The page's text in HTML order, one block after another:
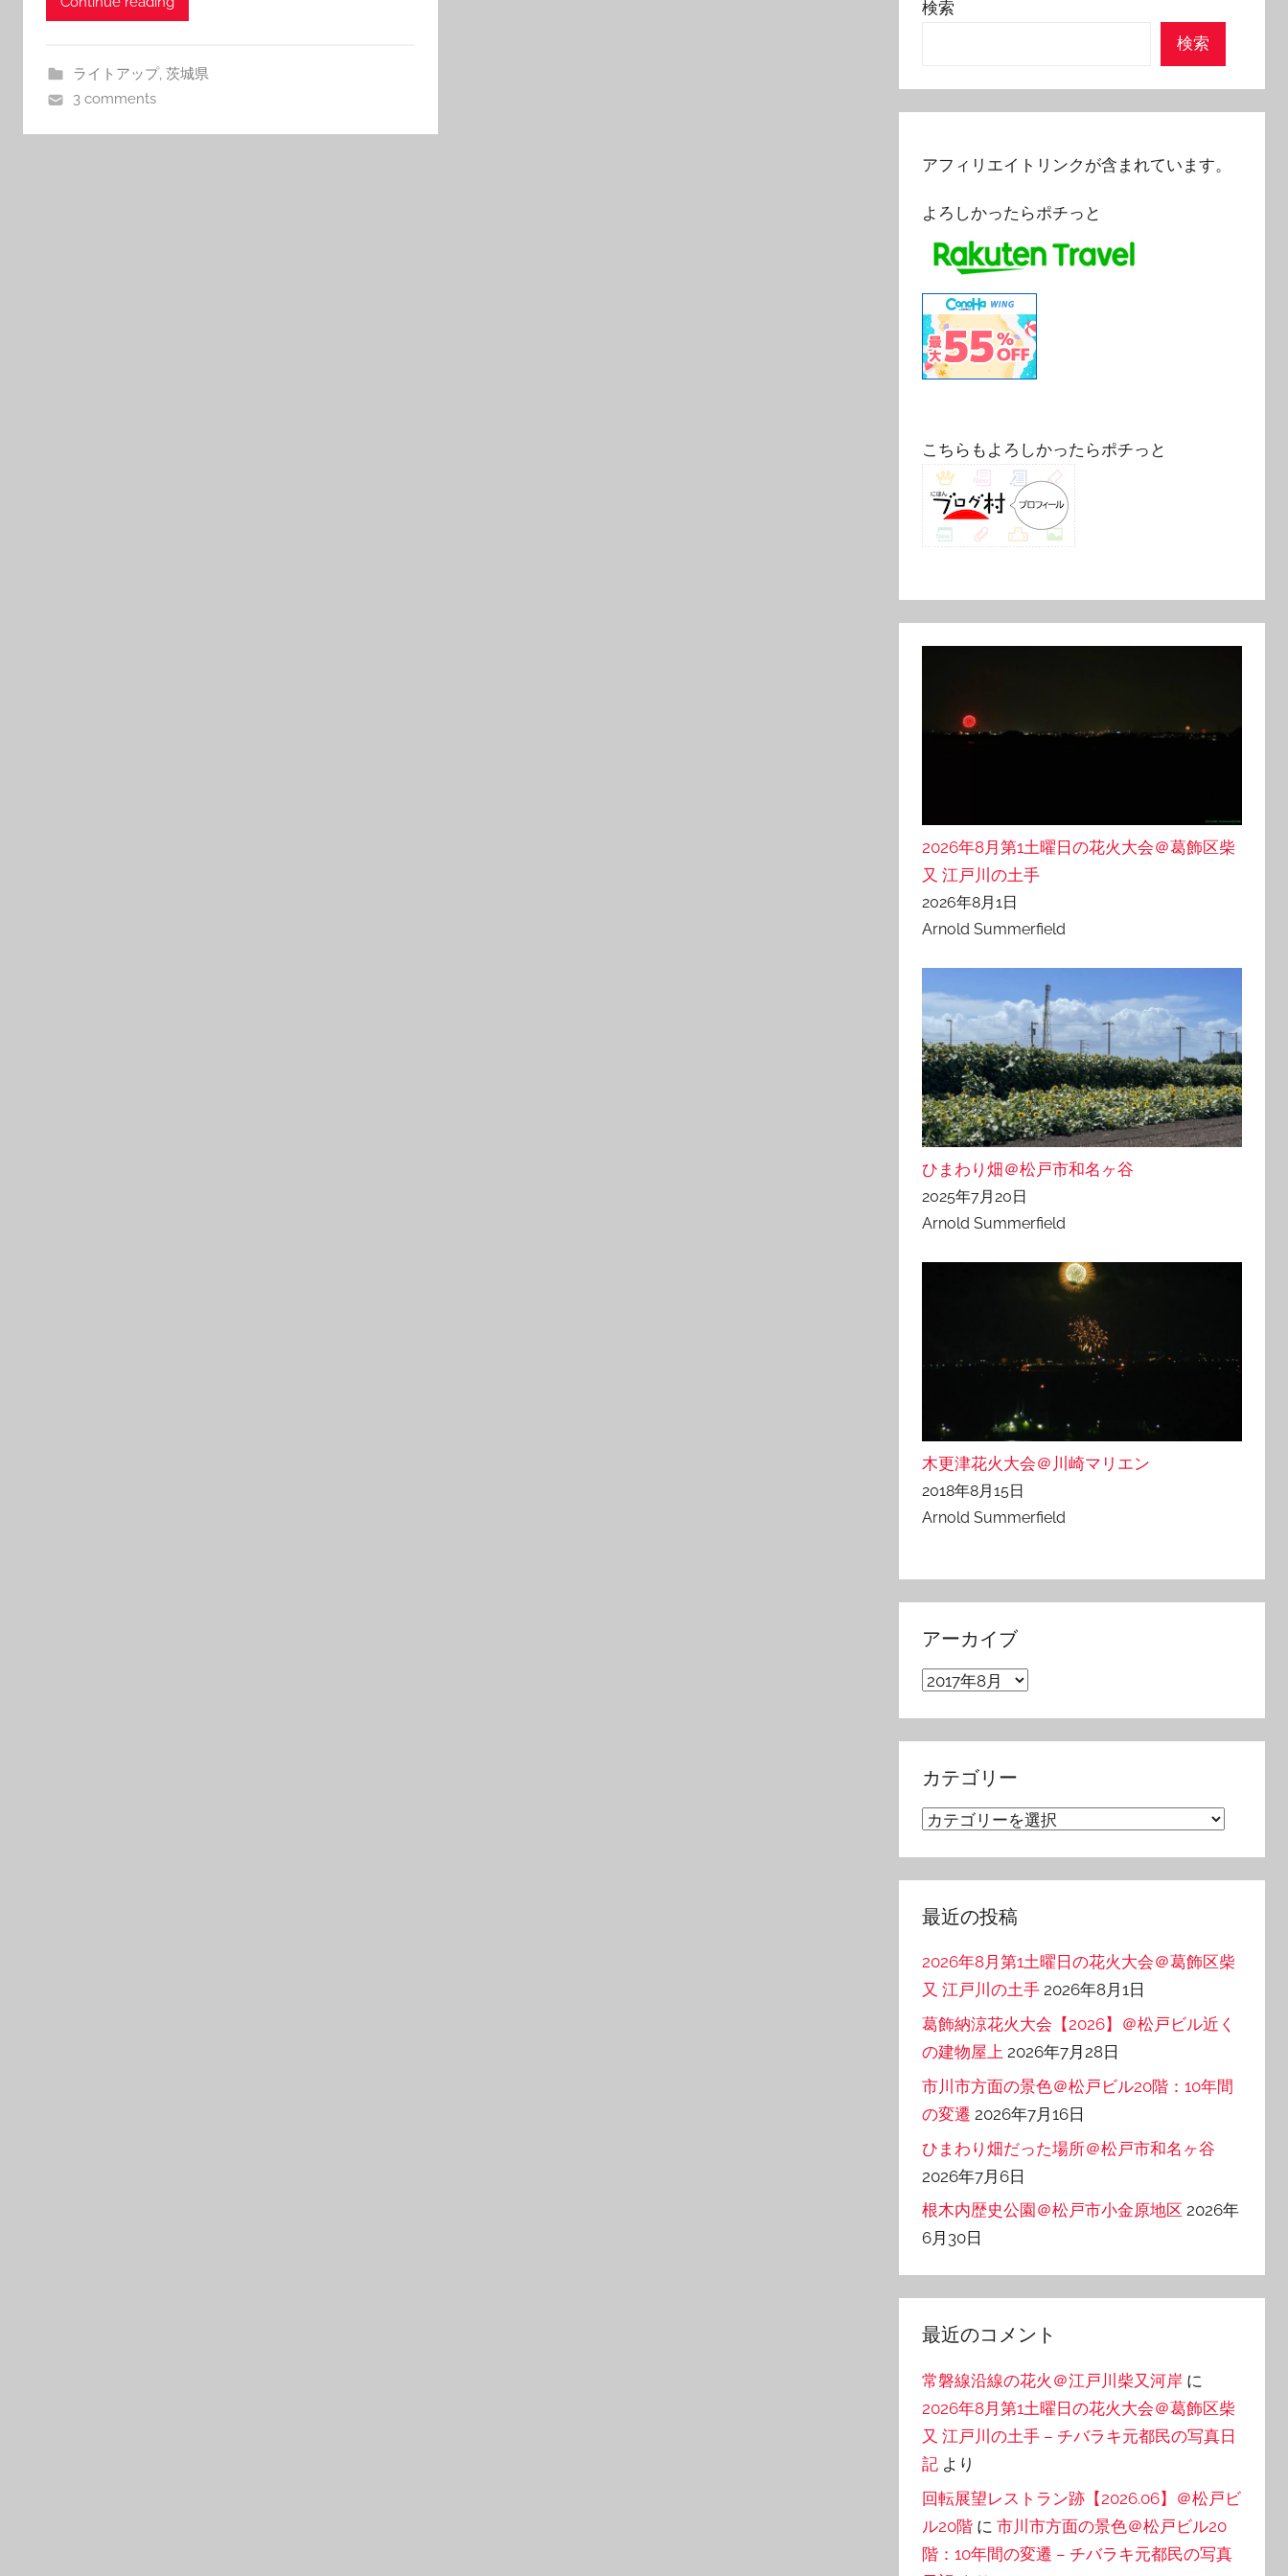
ライトアップ, 茨城県
3 comments
検索
検索
アフィリエイトリンクが含まれています。
よろしかったらポチっと
こちらもよろしかったらポチっと
2026年8月第1土曜日の花火大会＠葛飾区柴
又 江戸川の土手
2026年8月1日
Arnold Summerfield
ひまわり畑＠松戸市和名ヶ谷
2025年7月20日
Arnold Summerfield
木更津花火大会＠川崎マリエン
2018年8月15日
Arnold Summerfield
アーカイブ
ア
ブ
カテゴリー
カ
ー
最近の投稿
2026年8月第1土曜日の花火大会＠葛飾区柴
又 江戸川の土手 2026年8月1日
葛飾納涼花火大会【2026】＠松戸ビル近く
の建物屋上 2026年7月28日
市川市方面の景色＠松戸ビル20階：10年間
の変遷 2026年7月16日
ひまわり畑だった場所＠松戸市和名ヶ谷
2026年7月6日
根木内歴史公園＠松戸市小金原地区 2026年
6月30日
最近のコメント
常磐線沿線の花火＠江戸川柴又河岸 に
2026年8月第1土曜日の花火大会＠葛飾区柴
又 江戸川の土手 – チバラキ元都民の写真日
記 より
回転展望レストラン跡【2026.06】＠松戸ビ
ル20階 に市川市方面の景色＠松戸ビル20
階：10年間の変遷 – チバラキ元都民の写真